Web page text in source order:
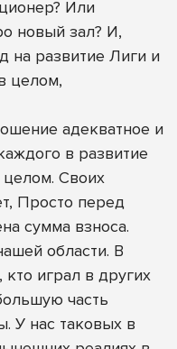
Или
новый зал? И,
на развитие Лиги и
целом,
адекватное и
в развитие
целом. Своих
Просто перед
сумма взноса.
области. В
играл в других
часть
У нас таковых в